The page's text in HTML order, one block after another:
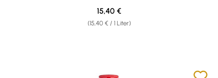
(15,40 € / 1 Liter)
Regulärer Preis:
15,40 €